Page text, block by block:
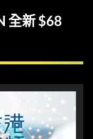
全新 $68